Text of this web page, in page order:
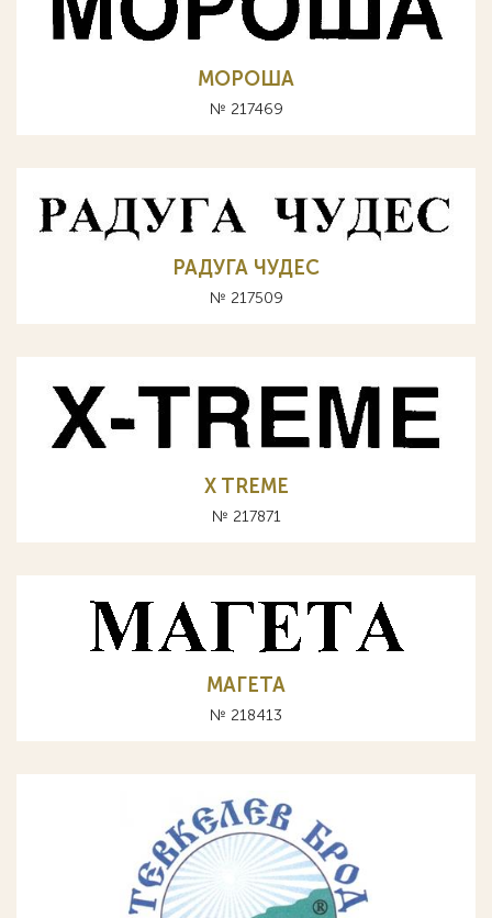
МОРОША
№ 217469
РАДУГА ЧУДЕС
№ 217509
X TREME
№ 217871
МАГЕТА
№ 218413